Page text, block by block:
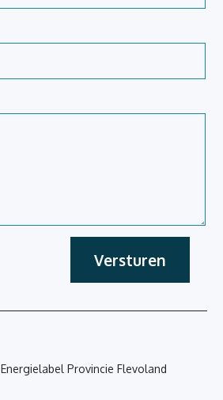
Versturen
Energielabel Provincie Flevoland